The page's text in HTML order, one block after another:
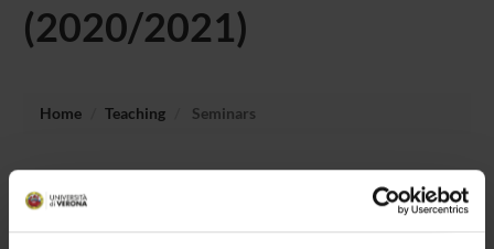
(2020/2021)
Home Teaching Seminars
Bioinformatics and biological databases.